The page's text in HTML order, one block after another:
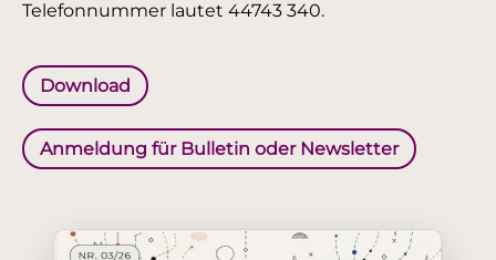
Telefonnummer lautet 44743 340.
Download
Anmeldung für Bulletin oder Newsletter